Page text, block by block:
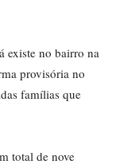
existe no bairro na
provisória no
famílias que
total de nove